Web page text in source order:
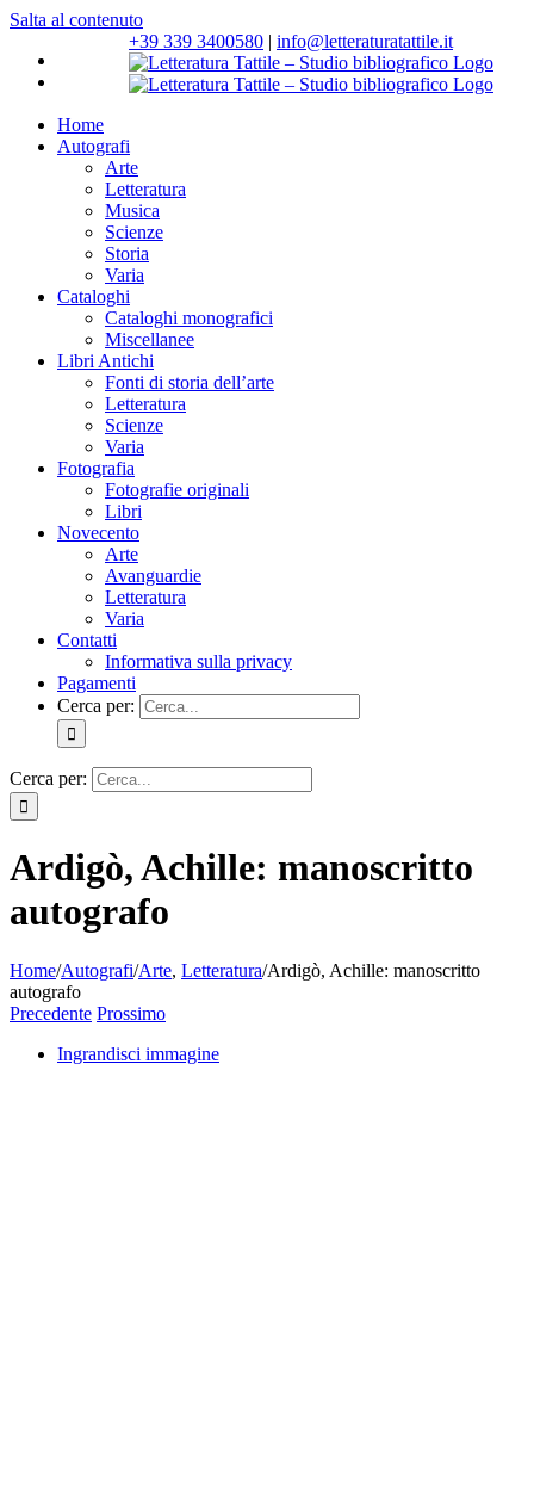
Salta al contenuto
+39 339 3400580 | info@letteraturatattile.it
Home
Autografi
Arte
Letteratura
Musica
Scienze
Storia
Varia
Cataloghi
Cataloghi monografici
Miscellanee
Libri Antichi
Fonti di storia dell’arte
Letteratura
Scienze
Varia
Fotografia
Fotografie originali
Libri
Novecento
Arte
Avanguardie
Letteratura
Varia
Contatti
Informativa sulla privacy
Pagamenti
Cerca per:
Cerca per:
Ardigò, Achille: manoscritto
autografo
Home/Autografi/Arte, Letteratura/Ardigò, Achille: manoscritto
autografo
Precedente Prossimo
Ingrandisci immagine